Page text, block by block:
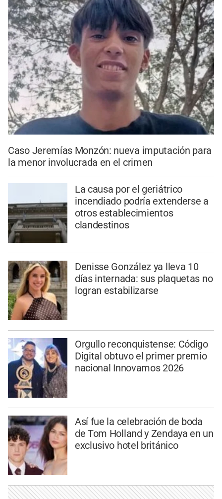
Caso Jeremías Monzón: nueva imputación para
la menor involucrada en el crimen
La causa por el geriátrico
incendiado podría extenderse a
otros establecimientos
clandestinos
Denisse González ya lleva 10
días internada: sus plaquetas no
logran estabilizarse
Orgullo reconquistense: Código
Digital obtuvo el primer premio
nacional Innovamos 2026
Así fue la celebración de boda
de Tom Holland y Zendaya en un
exclusivo hotel británico